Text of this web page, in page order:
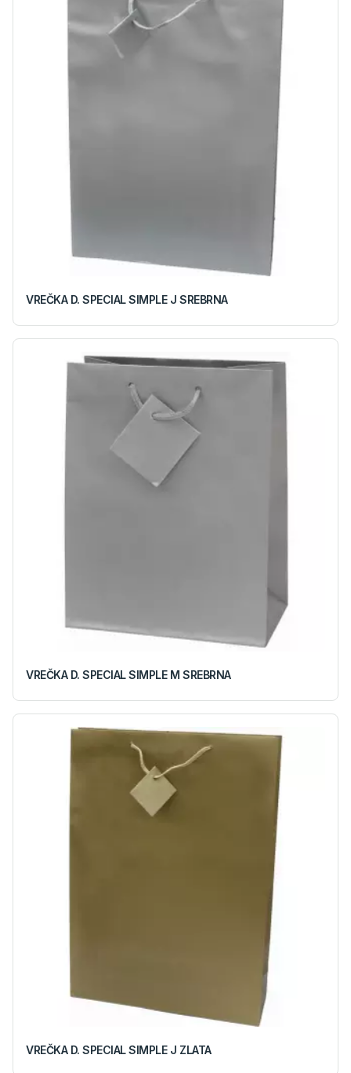
VREČKA D. SPECIAL SIMPLE J SREBRNA
VREČKA D. SPECIAL SIMPLE M SREBRNA
VREČKA D. SPECIAL SIMPLE J ZLATA